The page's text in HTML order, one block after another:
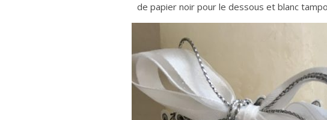
de papier noir pour le dessous et blanc